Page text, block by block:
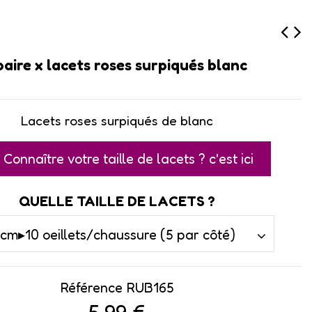
x lacets roses surpiqués blanc
Lacets roses surpiqués de blanc
Connaître votre taille de lacets ? c'est ici
QUELLE TAILLE DE LACETS ?
Référence RUB165